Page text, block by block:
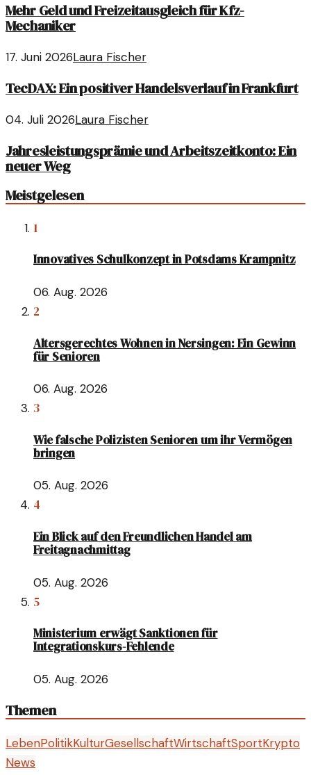
Mehr Geld und Freizeitausgleich für Kfz-
Mechaniker
17. Juni 2026Laura Fischer
TecDAX: Ein positiver Handelsverlauf in Frankfurt
04. Juli 2026Laura Fischer
Jahresleistungsprämie und Arbeitszeitkonto: Ein
neuer Weg
Meistgelesen
1
Innovatives Schulkonzept in Potsdams Krampnitz
06. Aug. 2026
2
Altersgerechtes Wohnen in Nersingen: Ein Gewinn
für Senioren
06. Aug. 2026
3
Wie falsche Polizisten Senioren um ihr Vermögen
bringen
05. Aug. 2026
4
Ein Blick auf den Freundlichen Handel am
Freitagnachmittag
05. Aug. 2026
5
Ministerium erwägt Sanktionen für
Integrationskurs-Fehlende
05. Aug. 2026
Themen
LebenPolitikKulturGesellschaftWirtschaftSportKrypto
News